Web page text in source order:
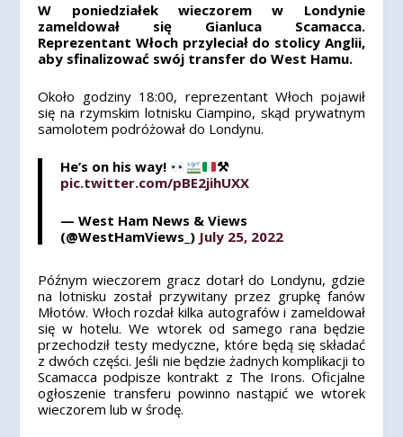
W poniedziałek wieczorem w Londynie
zameldował się Gianluca Scamacca.
Reprezentant Włoch przyleciał do stolicy Anglii,
aby sfinalizować swój transfer do West Hamu.
Około godziny 18:00, reprezentant Włoch pojawił
się na rzymskim lotnisku Ciampino, skąd prywatnym
samolotem podróżował do Londynu.
He’s on his way!
⚒
pic.twitter.com/pBE2jihUXX
— West Ham News & Views
(@WestHamViews_) July 25, 2022
Późnym wieczorem gracz dotarł do Londynu, gdzie
na lotnisku został przywitany przez grupkę fanów
Młotów. Włoch rozdał kilka autografów i zameldował
się w hotelu. We wtorek od samego rana będzie
przechodził testy medyczne, które będą się składać
z dwóch części. Jeśli nie będzie żadnych komplikacji to
Scamacca podpisze kontrakt z The Irons. Oficjalne
ogłoszenie transferu powinno nastąpić we wtorek
wieczorem lub w środę.